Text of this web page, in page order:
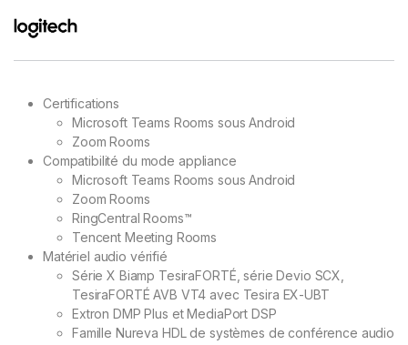
Certifications
Microsoft Teams Rooms sous Android
Zoom Rooms
Compatibilité du mode appliance
Microsoft Teams Rooms sous Android
Zoom Rooms
RingCentral Rooms™
Tencent Meeting Rooms
Matériel audio vérifié
Série X Biamp TesiraFORTÉ, série Devio SCX,
TesiraFORTÉ AVB VT4 avec Tesira EX-UBT
Extron DMP Plus et MediaPort DSP
Famille Nureva HDL de systèmes de conférence audio